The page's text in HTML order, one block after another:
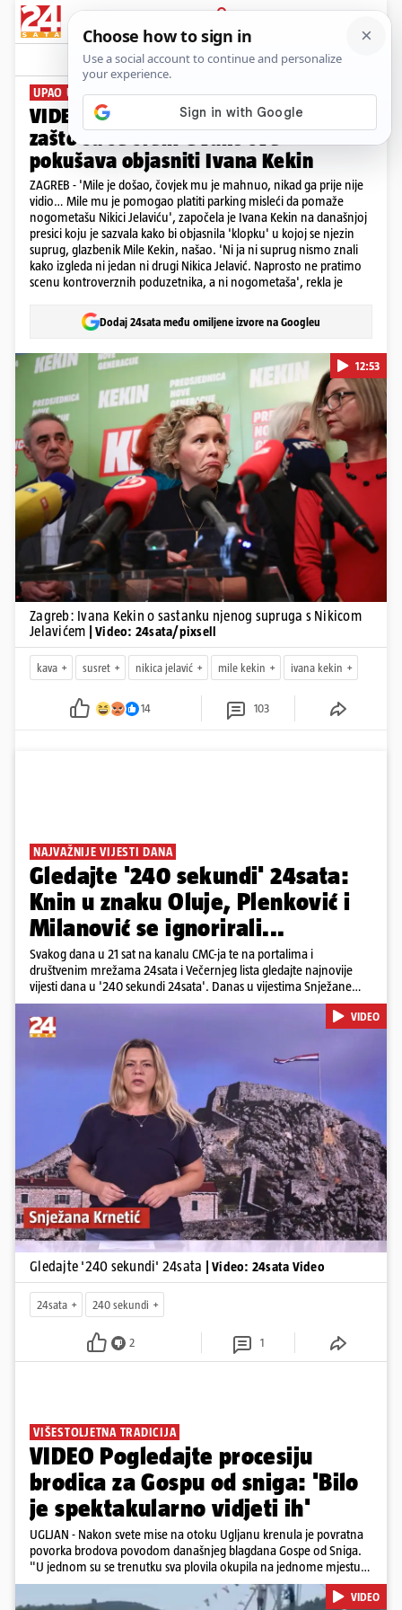
PRIJAVA
News Komentari
UPAO U KLOPKU
VIDEO Tko je koga zvao na kavu i
zašto su se sreli: Ovako sve
pokušava objasniti Ivana Kekin
ZAGREB - 'Mile je došao, čovjek mu je mahnuo, nikad ga prije nije
vidio… Mile mu je pomogao platiti parking misleći da pomaže
nogometašu Nikici Jelaviću', započela je Ivana Kekin na današnjoj
presici koju je sazvala kako bi objasnila 'klopku' u kojoj se njezin
suprug, glazbenik Mile Kekin, našao. 'Ni ja ni suprug nismo znali
kako izgleda ni jedan ni drugi Nikica Jelavić. Naprosto ne pratimo
scenu kontroverznih poduzetnika, a ni nogometaša', rekla je
Dodaj 24sata među omiljene izvore na Googleu
Pokretanje videa...
12:53
Zagreb: Ivana Kekin o sastanku njenog supruga s Nikicom
Jelavićem
| Video: 24sata/pixsell
kava susret nikica jelavić mile kekin ivana kekin
14 103
NAJVAŽNIJE VIJESTI DANA
Gledajte '240 sekundi' 24sata:
Knin u znaku Oluje, Plenković i
Milanović se ignorirali...
Svakog dana u 21 sat na kanalu CMC-ja te na portalima i
društvenim mrežama 24sata i Večernjeg lista gledajte najnovije
vijesti dana u '240 sekundi 24sata'. Danas u vijestima Snježane
Krnetić: Hrvatska je obilježila 31. obljetnicu Oluje, a pažnju je
privuklo ignoriranje predsjednika Zorana Milanovića i premijera
Andreja Plenkovića u Kninu. Donosimo i detalje o većim
braniteljskim mirovinama, apelu obitelji Hrvata u komi u Irskoj,
upozorenjima nakon nove tragedije na električnom romobilu te
smanjenju proizvodnje u nuklearnoj elektrani Krško.
Pokretanje videa...
VIDEO
Gledajte '240 sekundi' 24sata | Video: 24sata Video
24sata 240 sekundi
2 1
VIŠESTOLJETNA TRADICIJA
VIDEO Pogledajte procesiju
brodica za Gospu od sniga: 'Bilo
je spektakularno vidjeti ih'
UGLJAN - Nakon svete mise na otoku Ugljanu krenula je povratna
povorka brodova povodom današnjeg blagdana Gospe od Sniga.
"U jednom su se trenutku sva plovila okupila na jednome mjestu
te sinkronizirano kružila sljedećih deset minuta, što je izgledalo
spektakularno", kazala nam je čitateljica koja je snimila povorku.VIDEO